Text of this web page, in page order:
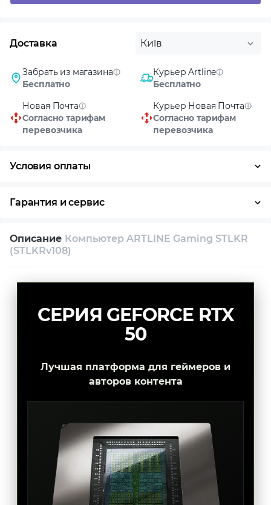
Доставка Київ
Забрать из магазина
Бесплатно
Курьер Artline
Бесплатно
Новая Почта
Согласно тарифам
перевозчика
Курьер Новая Почта
Согласно тарифам
перевозчика
Условия оплаты
Гарантия и сервис
Возврат и обмен в течение 14 дней
Описание Компьютер ARTLINE Gaming STLKR
(STLKRv108)
СЕРИЯ GEFORCE RTX
50
Лучшая платформа для геймеров и
авторов контента